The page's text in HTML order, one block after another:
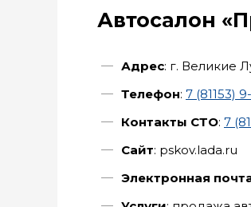
Автосалон
Адрес: г. Великие
Телефон: 7 (81153)
Контакты СТО: 7
Сайт: pskov.lada.ru
Электронная